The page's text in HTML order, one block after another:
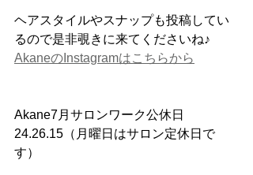
ヘアスタイルやスナップも投稿してい
るので是非覗きに来てくださいね♪
AkaneのInstagramはこちらから
Akane7月サロンワーク公休日
24.26.15（月曜日はサロン定休日で
す）